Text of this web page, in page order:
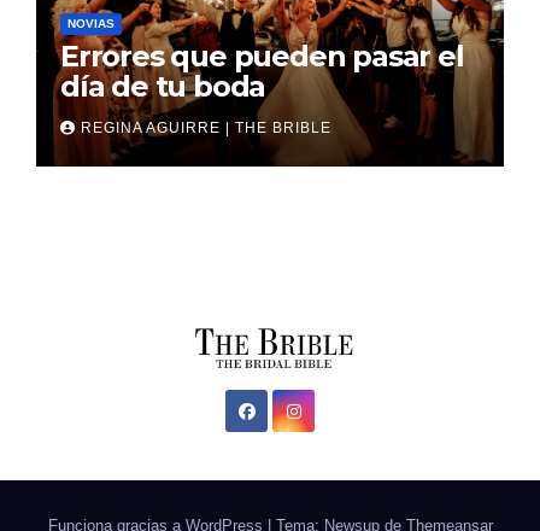
NOVIAS
Errores que pueden pasar el
día de tu boda
REGINA AGUIRRE | THE BRIBLE
Funciona gracias a WordPress Tema: Newsup de Themeansar